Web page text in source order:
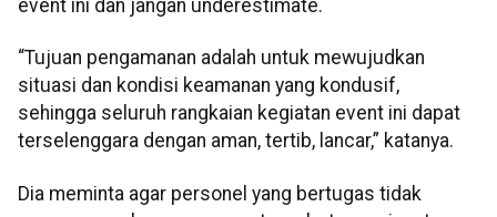
event ini dan jangan underestimate.
“Tujuan pengamanan adalah untuk mewujudkan
situasi dan kondisi keamanan yang kondusif,
sehingga seluruh rangkaian kegiatan event ini dapat
terselenggara dengan aman, tertib, lancar,” katanya.
Dia meminta agar personel yang bertugas tidak